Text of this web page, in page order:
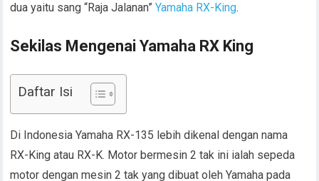
dua yaitu sang “Raja Jalanan” Yamaha RX-King.
Sekilas Mengenai Yamaha RX King
Daftar Isi
Di Indonesia Yamaha RX-135 lebih dikenal dengan nama
RX-King atau RX-K. Motor bermesin 2 tak ini ialah sepeda
motor dengan mesin 2 tak yang dibuat oleh Yamaha pada